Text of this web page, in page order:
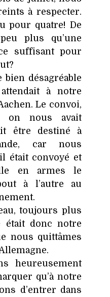
à respecter.
pour quatre! De
plus qu’une
suffisant pour
bien désagréable
à notre
Le convoi,
on nous avait
être destiné à
car nous
était convoyé et
en armes le
à l’autre au
toujours plus
était donc notre
nous quittâmes
heureusement
qu’à notre
d’entrer dans